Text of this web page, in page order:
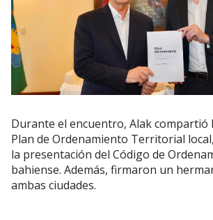
Durante el encuentro, Alak compartió
Plan de Ordenamiento Territorial
la presentación del Código de
bahiense. Además, firmaron un
ambas ciudades.